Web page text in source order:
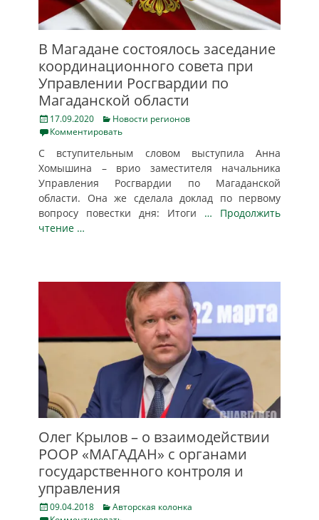
В Магадане состоялось заседание
координационного совета при
Управлении Росгвардии по
Магаданской области
Posted
on
17.09.2020 Categories
Новости регионов
Комментировать
С вступительным словом выступила Анна
Хомышина – врио заместителя начальника
Управления Росгвардии по Магаданской
области. Она же сделала доклад по первому
вопросу повестки дня: Итоги … Продолжить
чтение …
Олег Крылов – о взаимодействии
РООР «МАГАДАН» с органами
государственного контроля и
управления
Posted
09.04.2018 Categories
Авторская колонка